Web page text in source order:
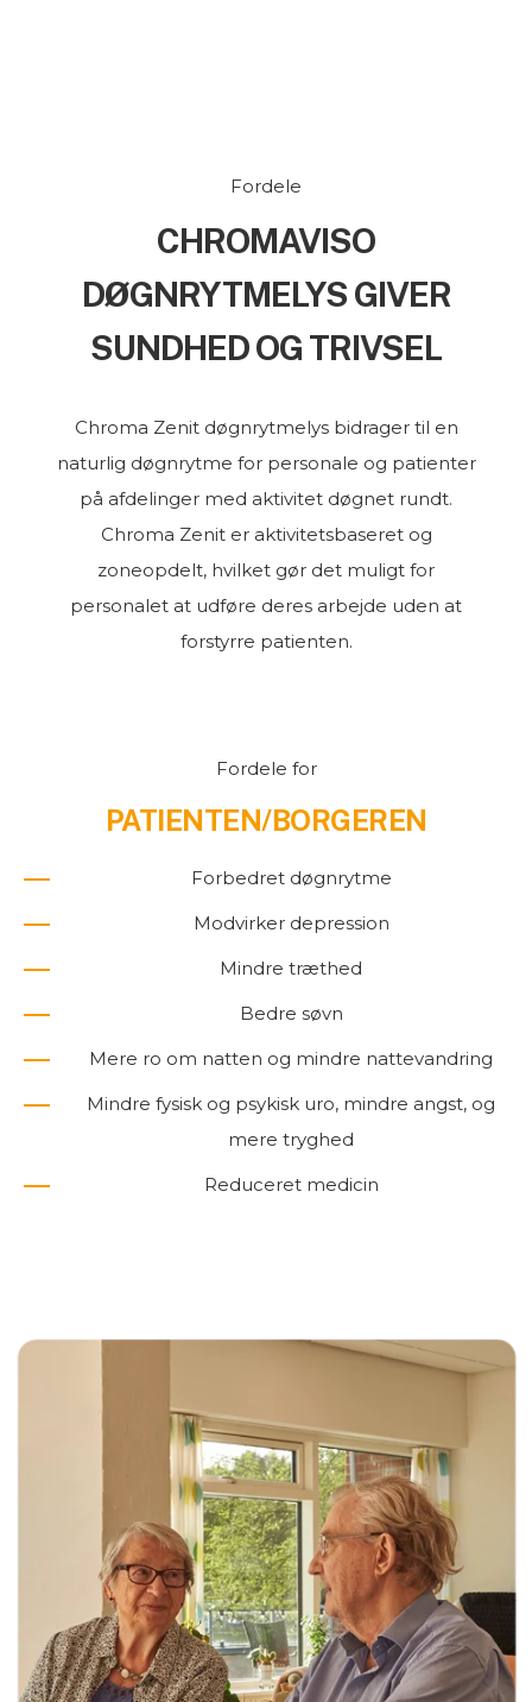
Fordele
CHROMAVISO
DØGNRYTMELYS GIVER
SUNDHED OG TRIVSEL
Chroma Zenit døgnrytmelys bidrager til en
naturlig døgnrytme for personale og patienter
på afdelinger med aktivitet døgnet rundt.
Chroma Zenit er aktivitetsbaseret og
zoneopdelt, hvilket gør det muligt for
personalet at udføre deres arbejde uden at
forstyrre patienten.
Fordele for
PATIENTEN/BORGEREN
Forbedret døgnrytme
Modvirker depression
Mindre træthed
Bedre søvn
Mere ro om natten og mindre nattevandring
Mindre fysisk og psykisk uro, mindre angst, og
mere tryghed
Reduceret medicin